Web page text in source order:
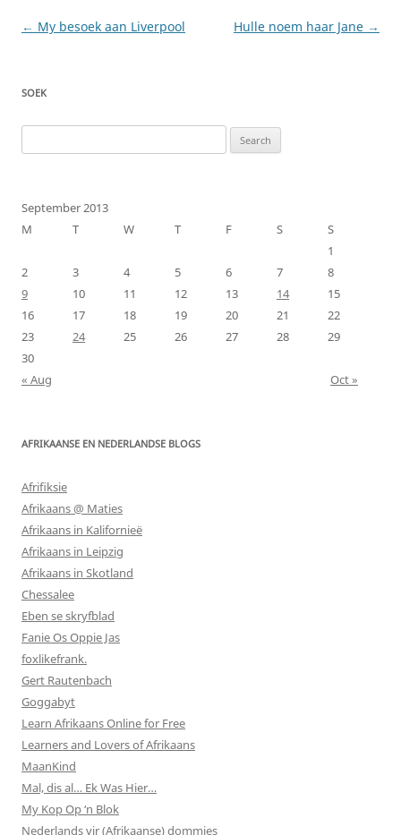
Post
← My besoek aan Liverpool Hulle noem haar Jane →
SOEK
for:
September 2013
M
T W T F S
S
1
2
3 4 5 6 7
8
9
10 11 12 13 14
15
16
17 18 19 20 21
22
23
24 25 26 27 28
29
30
« Aug
Oct »
AFRIKAANSE EN NEDERLANDSE BLOGS
Afrifiksie
Afrikaans @ Maties
Afrikaans in Kalifornieë
Afrikaans in Leipzig
Afrikaans in Skotland
Chessalee
Eben se skryfblad
Fanie Os Oppie Jas
foxlikefrank.
Gert Rautenbach
Goggabyt
Learn Afrikaans Online for Free
Learners and Lovers of Afrikaans
MaanKind
Mal, dis al… Ek Was Hier…
My Kop Op ‘n Blok
Nederlands vir (Afrikaanse) dommies